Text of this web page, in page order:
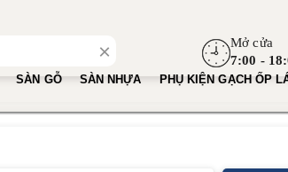
×
Mở cửa
7:00 -
SÀN GỖ SÀN NHỰA PHỤ KIỆN GẠCH ỐP